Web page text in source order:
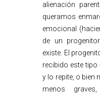
alienación
queramos
emocional
de un
existe. El
recibido este
y lo repite, o bien
menos